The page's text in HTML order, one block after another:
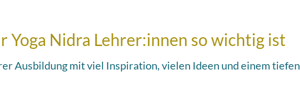
Yoga Nidra Lehrer:innen so wichtig ist
Ausbildung mit viel Inspiration, vielen Ideen und einem tiefen